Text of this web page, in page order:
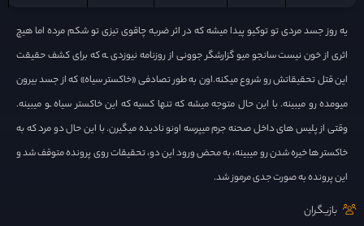
یه روز جسد مردی تو توکیو پیدا میشه که در اثر ضربه چاقوی تیزی تو شکم مرده اما هیچ
اثری از خون نیست سانجو میو گزارشگر جوونی از روزنامه نیوزدی ـه که برای کشف حقیقت
این قتل تحقیقاتش رو شروع میکنه.اون به طور تصادفی «خاکستر سیاه» که از جسد بیرون
میومده رو میبینه. با این حال متوجه میشه که تنها کسیه که این خاکستر سیاه ـو میبینه.
وقتی از پلیس های داخل صحنه جرم میپرسه اونو نادیده میگیرن. با این حال دو مرد که به
خاکستر ها خیره شدن رو میبینه، به محض ورود این دو، تحقیقات روی پرونده متوقف شد و
این پرونده به صورت جدی مرموز شد.
بازیگران